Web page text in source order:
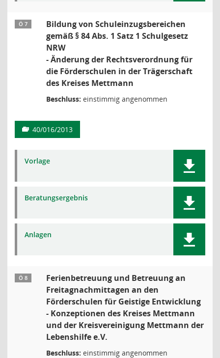
Ö 7
Bildung von Schuleinzugsbereichen
gemäß § 84 Abs. 1 Satz 1 Schulgesetz
NRW
- Änderung der Rechtsverordnung für
die Förderschulen in der Trägerschaft
des Kreises Mettmann
Beschluss: einstimmig angenommen
40/016/2013
Vorlage
Beratungsergebnis
Anlagen
Ö 8
Ferienbetreuung und Betreuung an
Freitagnachmittagen an den
Förderschulen für Geistige Entwicklung
- Konzeptionen des Kreises Mettmann
und der Kreisvereinigung Mettmann der
Lebenshilfe e.V.
Beschluss: einstimmig angenommen